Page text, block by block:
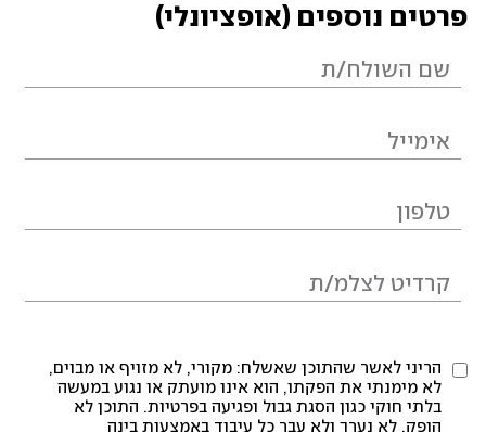
פרטים נוספים (אופציונלי)
הריני לאשר שהתוכן שאשלח: מקורי, לא מזויף או מבוים,
לא מימנתי את הפקתו, הוא אינו מועתק או נגוע במעשה
בלתי חוקי כגון הסגת גבול ופגיעה בפרטיות. התוכן לא
הופק, לא נערך ולא עבר כל עיבוד באמצעות בינה